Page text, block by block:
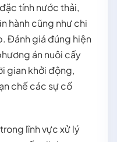
tính nước thải,
hành cũng như chi
Đánh giá đúng hiện
án nuôi cấy
gian khởi động,
chế các sự cố
lĩnh vực xử lý